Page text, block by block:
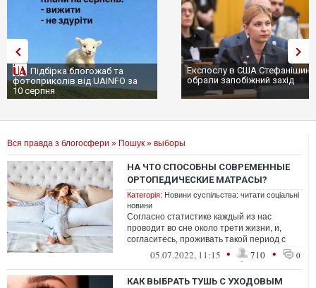
Підбірка блогожаб та
фотоприколів від UAINFO за
10 серпня
Експослу в США
обрали запобіжний захід
Вся правда з блогосфери » Пошук » выборы
НА ЧТО СПОСОБНЫ СОВРЕМЕННЫЕ
ОРТОПЕДИЧЕСКИЕ МАТРАСЫ?
Категорія: Новини суспільства: читати соціальні
новини
Согласно статистике каждый из нас
проводит во сне около трети жизни, и,
согласитесь, проживать такой период с
дискомфортом было бы вопиюще.
05.07.2022, 11:15 • 710 • 0
КАК ВЫБРАТЬ ТУШЬ С УХОДОВЫМ